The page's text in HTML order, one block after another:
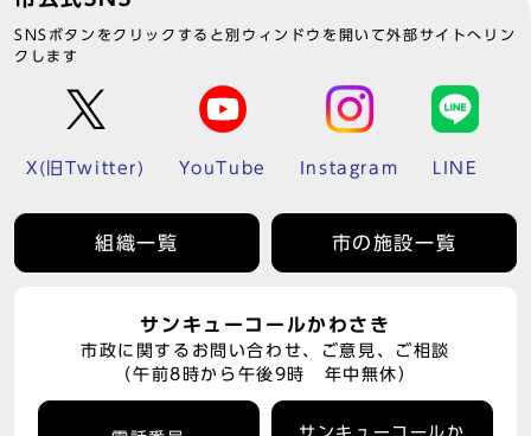
SNSボタンをクリックすると別ウィンドウを開いて外部サイトへリン
クします
X(旧Twitter) YouTube Instagram LINE
組織一覧 市の施設一覧
サンキューコールかわさき
市政に関するお問い合わせ、ご意見、ご相談
（午前8時から午後9時 年中無休）
サンキューコールか